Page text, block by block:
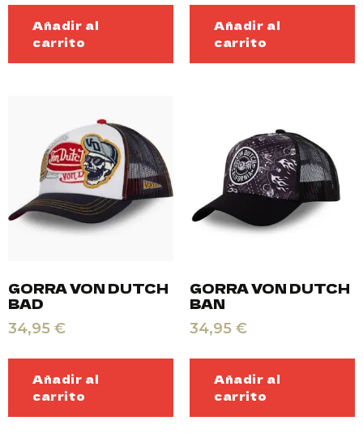
Añadir al
carrito
Añadir al
carrito
GORRA VON DUTCH
BAD
34,95 €
Añadir al
carrito
GORRA VON DUTCH
BAN
34,95 €
Añadir al
carrito